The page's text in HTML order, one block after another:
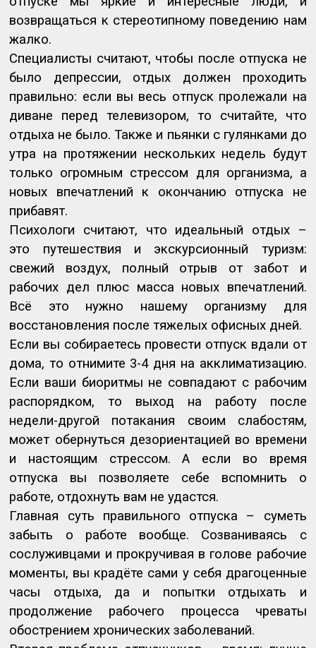
возвращаться к стереотипному поведению нам
жалко.
Специалисты считают, чтобы после отпуска не
было депрессии, отдых должен проходить
правильно: если вы весь отпуск пролежали на
диване перед телевизором, то считайте, что
отдыха не было. Также и пьянки с гулянками до
утра на протяжении нескольких недель будут
только огромным стрессом для организма, а
новых впечатлений к окончанию отпуска не
прибавят.
Психологи считают, что идеальный отдых –
это путешествия и экскурсионный туризм:
свежий воздух, полный отрыв от забот и
рабочих дел плюс масса новых впечатлений.
Всё это нужно нашему организму для
восстановления после тяжелых офисных дней.
Если вы собираетесь провести отпуск вдали от
дома, то отнимите 3-4 дня на акклиматизацию.
Если ваши биоритмы не совпадают с рабочим
распорядком, то выход на работу после
недели-другой потакания своим слабостям,
может обернуться дезориентацией во времени
и настоящим стрессом. А если во время
отпуска вы позволяете себе вспомнить о
работе, отдохнуть вам не удастся.
Главная суть правильного отпуска – суметь
забыть о работе вообще. Созваниваясь с
сослуживцами и прокручивая в голове рабочие
моменты, вы крадёте сами у себя драгоценные
часы отдыха, да и попытки отдыхать и
продолжение рабочего процесса чреваты
обострением хронических заболеваний.